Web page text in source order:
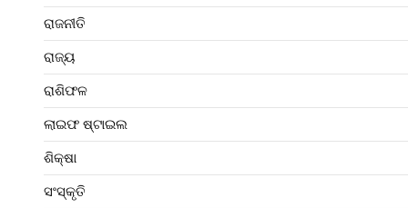
ରାଜନୀତି
ରାଜ୍ୟ
ରାଶିଫଳ
ଲାଇଫ ଷ୍ଟାଇଲ
ଶିକ୍ଷା
ସଂସ୍କୃତି